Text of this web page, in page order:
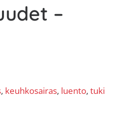
–
, keuhkosairas, luento, tuki